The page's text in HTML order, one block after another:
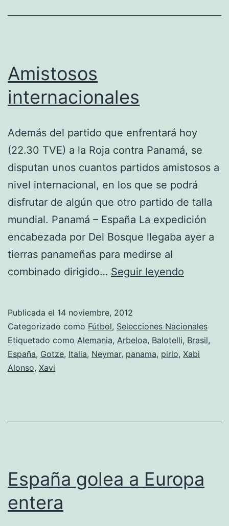
Amistosos
internacionales
Además del partido que enfrentará hoy
(22.30 TVE) a la Roja contra Panamá, se
disputan unos cuantos partidos amistosos a
nivel internacional, en los que se podrá
disfrutar de algún que otro partido de talla
mundial. Panamá – España La expedición
encabezada por Del Bosque llegaba ayer a
tierras panameñas para medirse al
combinado dirigido… Seguir leyendo
Publicada el 14 noviembre, 2012
Categorizado como Fútbol, Selecciones Nacionales
Etiquetado como Alemania, Arbeloa, Balotelli, Brasil,
España, Gotze, Italia, Neymar, panama, pirlo, Xabi
Alonso, Xavi
España golea a Europa
entera